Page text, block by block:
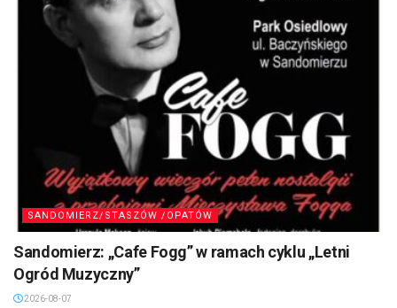
SANDOMIERZ/STASZÓW /OPATÓW
Sandomierz: „Cafe Fogg” w ramach cyklu „Letni
Ogród Muzyczny”
2026-08-07